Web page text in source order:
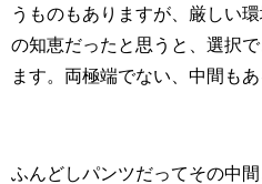
うものもありますが、厳しい
の知恵だったと思うと、選択
ます。両極端でない、中間もあ
ふんどしパンツだってその中